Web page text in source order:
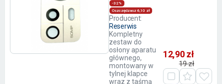
-32%
Oszczędzasz 6,10 zł
Producent:
Reserwis
Kompletny
zestaw do
osłony aparatu
głównego,
montowany w
tylnej klapce
wraz z taśmą
12,90 zł
19 zł